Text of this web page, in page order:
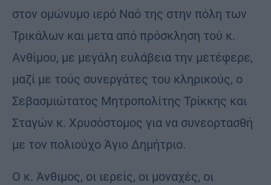
στον ομώνυμο ιερό Ναό της στην πόλη των
Τρικάλων και μετα από πρόσκληση τού κ.
Ανθίμου, με μεγάλη ευλάβεια την μετέφερε,
μαζί με τούς συνεργάτες του κληρικούς, ο
Σεβασμιώτατος Μητροπολίτης Τρίκκης και
Σταγών κ. Χρυσόστομος για να συνεορτασθή
με τον πολιούχο Άγιο Δημήτριο.
Ο κ. Άνθιμος, οι ιερείς, οι μοναχές, οι